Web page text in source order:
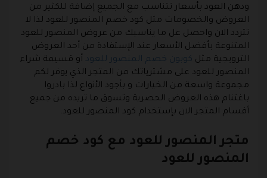
ودهن العود بأسعار تتناسب مع الجميع إضافة للكثير من
العروض والخصومات مثل كود خصم المنصور للعود لذا لا
تتردد الان واحصل عل ما يناسبك من عروض المنصور للعود
المتنوعة بأفضل الأسعار عند الإستفادة من أحد العروض
الترويجية مثل كوبون خصم المنصور للعود أو قسيمة شراء
المنصور للعود على مشترياتك من المتجر الذي يوفر لكم
مجموعة واسعة من الخيارات و بأجود الأنواع لذا بادروا
باغتنام هذه العروض الحصرية وتسوق ما تريده من جميع
أقسام المتجر الان بإستخدام كود المنصور للعود.
متجر المنصور للعود مع كود خصم
المنصور للعود